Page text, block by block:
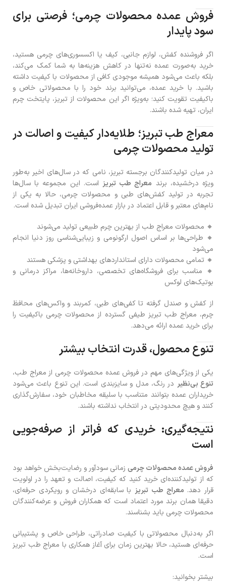
فروش عمده محصولات چرمی؛ فرصتی برای
سود پایدار
اگر فروشنده کفش، لوازم جانبی، کیف یا اکسسوری‌های چرمی هستید،
خرید به‌صورت عمده نه‌تنها در کاهش هزینه‌ها به شما کمک می‌کند،
بلکه باعث می‌شود همیشه موجودی کافی از محصولات با کیفیت داشته
باشید. با خرید عمده، می‌توانید برند خود را با محصولاتی خاص و
باکیفیت تقویت کنید؛ به‌ویژه اگر این محصولات از تبریز، پایتخت چرم
ایران، تهیه شده باشند.
معراج طب تبریز؛ طلایه‌دار کیفیت و اصالت در
تولید محصولات چرمی
در میان تولیدکنندگان برجسته تبریز، نامی که در سال‌های اخیر به‌طور
ویژه درخشیده، برند معراج طب تبریز است. این مجموعه با سال‌ها
تجربه در تولید کفش‌های طبی و محصولات چرمی، حالا به یکی از
نام‌های معتبر و قابل اعتماد در بازار عمده‌فروشی ایران تبدیل شده است.
🔸 محصولات معراج طب از بهترین چرم طبیعی تولید می‌شوند
🔸 طراحی‌ها بر اساس اصول ارگونومی و زیبایی‌شناسی روز دنیا انجام
می‌شود
🔸 تمامی محصولات دارای استانداردهای بهداشتی و پزشکی هستند
🔸 مناسب برای فروشگاه‌های تخصصی، داروخانه‌ها، مراکز درمانی و
بوتیک‌های لوکس
از کفش و صندل گرفته تا کفی‌های طبی، کمربند و واکس‌های محافظ
چرم، معراج طب تبریز طیفی گسترده از محصولات چرمی باکیفیت را
برای خرید عمده ارائه می‌دهد.
تنوع محصول، قدرت انتخاب بیشتر
یکی از ویژگی‌های مهم در فروش عمده محصولات چرمی از معراج طب،
تنوع بی‌نظیر در رنگ، مدل و سایزبندی است. این تنوع باعث می‌شود
خریداران عمده بتوانند متناسب با سلیقه مخاطبان خود، سفارش‌گذاری
کنند و هیچ محدودیتی در انتخاب نداشته باشند.
نتیجه‌گیری: خریدی که فراتر از صرفه‌جویی
است
فروش عمده محصولات چرمی زمانی سودآور و رضایت‌بخش خواهد بود
که از تولیدکننده‌ای خرید کنید که کیفیت، اصالت و تعهد را در اولویت
قرار دهد. معراج طب تبریز با سابقه‌ای درخشان و رویکردی حرفه‌ای،
دقیقا همان برند مورد اعتماد است که همکاران فروش و عرضه‌کنندگان
محصولات چرمی باید بشناسند.
اگر به‌دنبال محصولاتی با کیفیت صادراتی، طراحی خاص و پشتیبانی
حرفه‌ای هستید، حالا بهترین زمان برای آغاز همکاری با معراج طب تبریز
است.
بیشتر بخوانید: